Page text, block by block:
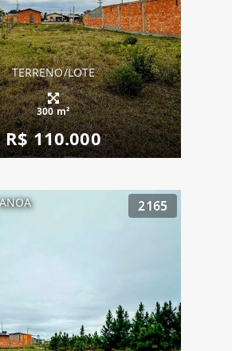
TERRENO/LOTE
300 m²
R$ 110.000
2165